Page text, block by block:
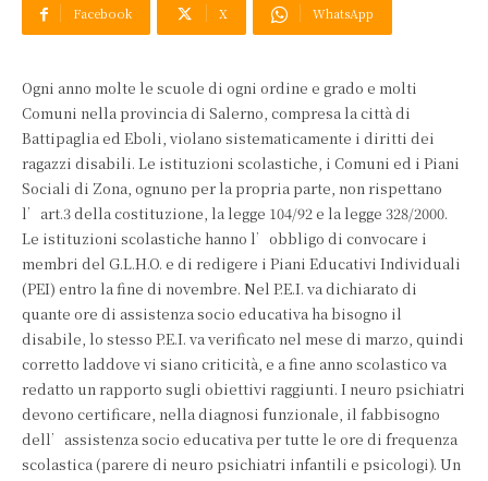
Facebook X WhatsApp
Ogni anno molte le scuole di ogni ordine e grado e molti
Comuni nella provincia di Salerno, compresa la città di
Battipaglia ed Eboli, violano sistematicamente i diritti dei
ragazzi disabili. Le istituzioni scolastiche, i Comuni ed i Piani
Sociali di Zona, ognuno per la propria parte, non rispettano
l’art.3 della costituzione, la legge 104/92 e la legge 328/2000.
Le istituzioni scolastiche hanno l’obbligo di convocare i
membri del G.L.H.O. e di redigere i Piani Educativi Individuali
(PEI) entro la fine di novembre. Nel P.E.I. va dichiarato di
quante ore di assistenza socio educativa ha bisogno il
disabile, lo stesso P.E.I. va verificato nel mese di marzo, quindi
corretto laddove vi siano criticità, e a fine anno scolastico va
redatto un rapporto sugli obiettivi raggiunti. I neuro psichiatri
devono certificare, nella diagnosi funzionale, il fabbisogno
dell’assistenza socio educativa per tutte le ore di frequenza
scolastica (parere di neuro psichiatri infantili e psicologi). Un